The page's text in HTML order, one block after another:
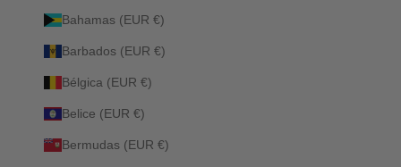
Bahamas (EUR €)
Barbados (EUR €)
Bélgica (EUR €)
Belice (EUR €)
Bermudas (EUR €)